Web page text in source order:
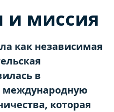
миссия
как независимая
в
которая